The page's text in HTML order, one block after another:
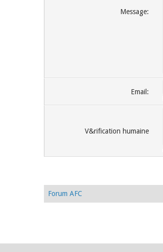
Message:
Email:
V&rification humaine
Forum AFC